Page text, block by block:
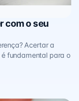
com o seu
Acertar a
fundamental para o